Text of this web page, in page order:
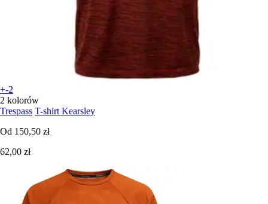
+-2
2 kolorów
Trespass T-shirt Kearsley
Od 150,50 zł
62,00 zł